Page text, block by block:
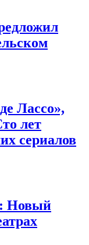
Лассо»,
лет
сериалов
Новый